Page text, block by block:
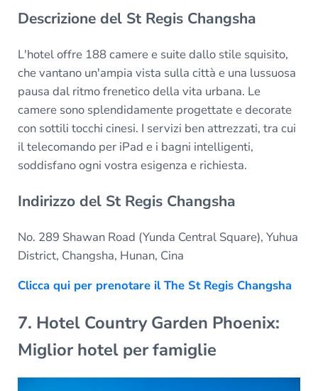
Descrizione del St Regis Changsha
L'hotel offre 188 camere e suite dallo stile squisito,
che vantano un'ampia vista sulla città e una lussuosa
pausa dal ritmo frenetico della vita urbana. Le
camere sono splendidamente progettate e decorate
con sottili tocchi cinesi. I servizi ben attrezzati, tra cui
il telecomando per iPad e i bagni intelligenti,
soddisfano ogni vostra esigenza e richiesta.
Indirizzo del St Regis Changsha
No. 289 Shawan Road (Yunda Central Square), Yuhua
District, Changsha, Hunan, Cina
Clicca qui per prenotare il The St Regis Changsha
7. Hotel Country Garden Phoenix:
Miglior hotel per famiglie